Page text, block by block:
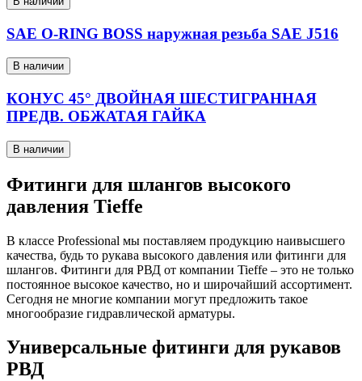
SAE O-RING BOSS наружная резьба SAE J516
В наличии
КОНУС 45° ДВОЙНАЯ ШЕСТИГРАННАЯ
ПРЕДВ. ОБЖАТАЯ ГАЙКА
В наличии
Фитинги для шлангов высокого
давления Tieffe
В классе Professional мы поставляем продукцию наивысшего
качества, будь то рукава высокого давления или фитинги для
шлангов. Фитинги для РВД от компании Tieffe – это не только
постоянное высокое качество, но и широчайший ассортимент.
Сегодня не многие компании могут предложить такое
многообразие гидравлической арматуры.
Универсальные фитинги для рукавов
РВД